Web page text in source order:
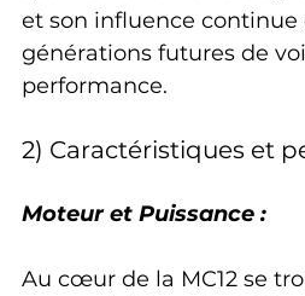
et son influence continue
générations futures de
performance.
2) Caractéristiques et
Moteur et Puissance :
Au cœur de la MC12 se